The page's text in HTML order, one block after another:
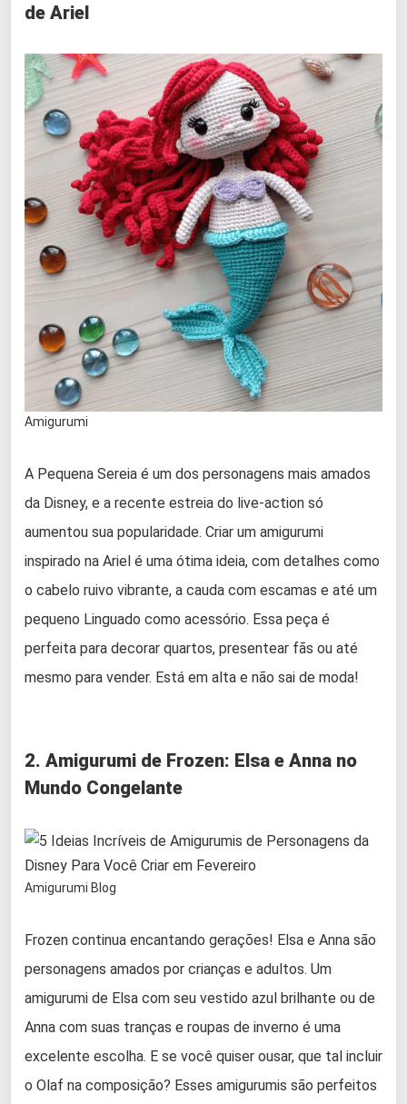
de Ariel
Amigurumi
A Pequena Sereia é um dos personagens mais amados
da Disney, e a recente estreia do live-action só
aumentou sua popularidade. Criar um amigurumi
inspirado na Ariel é uma ótima ideia, com detalhes como
o cabelo ruivo vibrante, a cauda com escamas e até um
pequeno Linguado como acessório. Essa peça é
perfeita para decorar quartos, presentear fãs ou até
mesmo para vender. Está em alta e não sai de moda!
2. Amigurumi de Frozen: Elsa e Anna no
Mundo Congelante
Amigurumi Blog
Frozen continua encantando gerações! Elsa e Anna são
personagens amados por crianças e adultos. Um
amigurumi de Elsa com seu vestido azul brilhante ou de
Anna com suas tranças e roupas de inverno é uma
excelente escolha. E se você quiser ousar, que tal incluir
o Olaf na composição? Esses amigurumis são perfeitos